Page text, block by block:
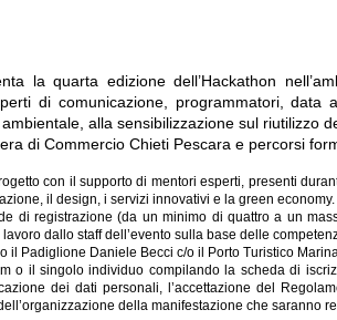
la quarta edizione dell’Hackathon
di comunicazione, programmatori,
alla sensibilizzazione sul riutilizzo
di Commercio Chieti Pescara e percorsi
con il supporto di mentori esperti, presenti
il design, i servizi innovativi e la green economy.
di registrazione (da un minimo di quattro a un
dallo staff dell’evento sulla base delle
il Padiglione Daniele Becci c/o il Porto Turistico
o il singolo individuo compilando la scheda di
dei dati personali, l’accettazione del
della manifestazione che saranno